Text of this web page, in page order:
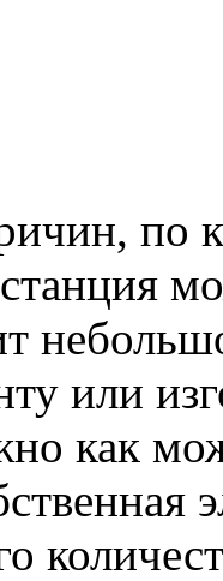
по
или
как